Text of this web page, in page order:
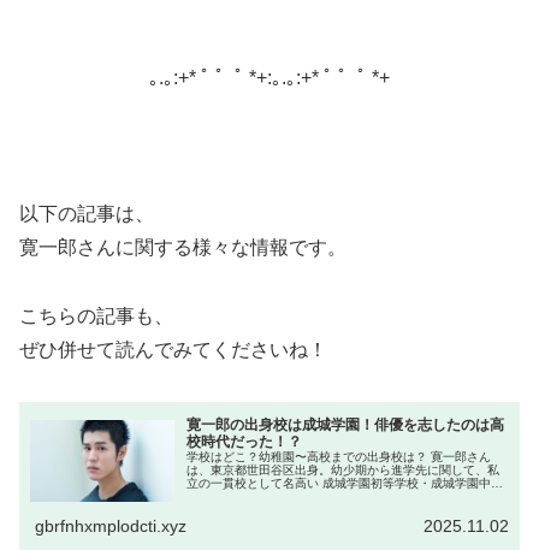
｡.｡:+* ﾟ ゜ﾟ *+:｡.｡:+* ﾟ ゜ﾟ *+
以下の記事は、
寛一郎さんに関する様々な情報です。
こちらの記事も、
ぜひ併せて読んでみてくださいね！
寛一郎の出身校は成城学園！俳優を志したのは高
校時代だった！？
学校はどこ？幼稚園〜高校までの出身校は？ 寛一郎さん
は、東京都世田谷区出身。幼少期から進学先に関して、私
立の一貫校として名高い 成城学園初等学校・成城学園中学
gbrfnhxmplodcti.xyz 2025.11.02